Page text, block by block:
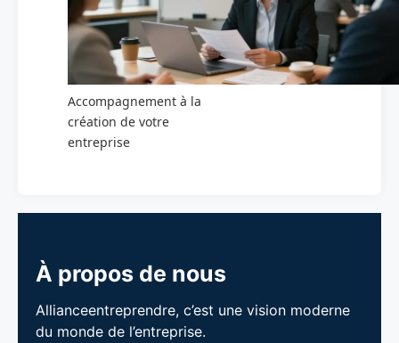
Accompagnement à la
création de votre
entreprise
À propos de nous
Allianceentreprendre, c’est une vision moderne
du monde de l’entreprise.